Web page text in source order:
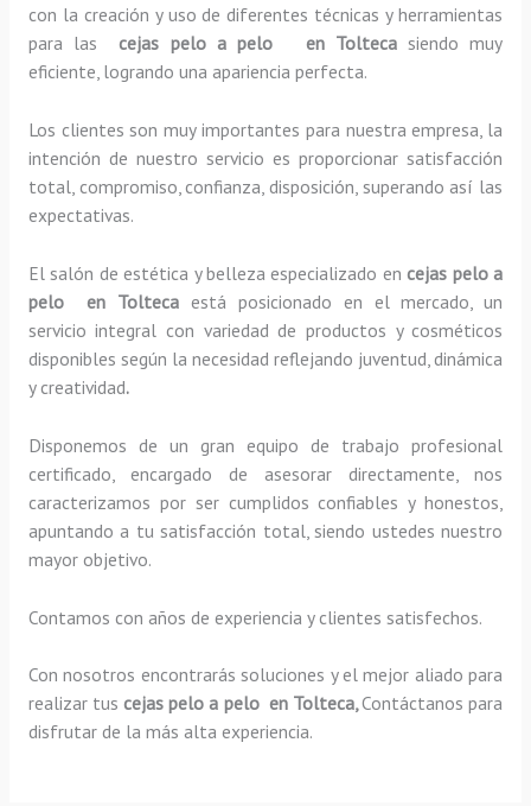
con la creación y uso de diferentes técnicas y herramientas
para lascejas pelo a pelo en Toltecasiendo muy
eficiente, logrando una apariencia perfecta.
Los clientes son muy importantes para nuestra empresa, la
intención de nuestro servicio es proporcionar satisfacción
total, compromiso, confianza, disposición, superando así las
expectativas.
El salón de estética y belleza especializado encejas pelo a
pelo en Tolteca está posicionado en el mercado, un
servicio integral con variedad de productos y cosméticos
disponibles según la necesidad reflejando juventud, dinámica
y creatividad.
Disponemos de un gran equipo de trabajo profesional
certificado, encargado de asesorar directamente, nos
caracterizamos por ser cumplidos confiables y honestos,
apuntando a tu satisfacción total, siendo ustedes nuestro
mayor objetivo.
Contamos con años de experiencia y clientes satisfechos.
Con nosotros encontrarás soluciones y el mejor aliado para
realizar tuscejas pelo a pelo en Tolteca,Contáctanos para
disfrutar de la más alta experiencia.